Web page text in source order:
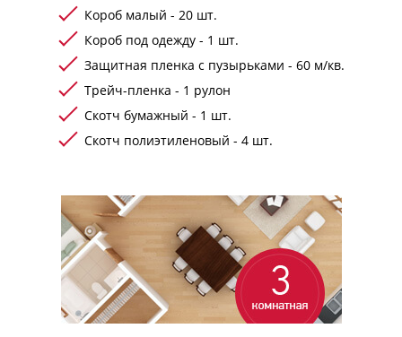
Короб малый - 20 шт.
Короб под одежду - 1 шт.
Защитная пленка с пузырьками - 60 м/кв.
Трейч-пленка - 1 рулон
Скотч бумажный - 1 шт.
Скотч полиэтиленовый - 4 шт.